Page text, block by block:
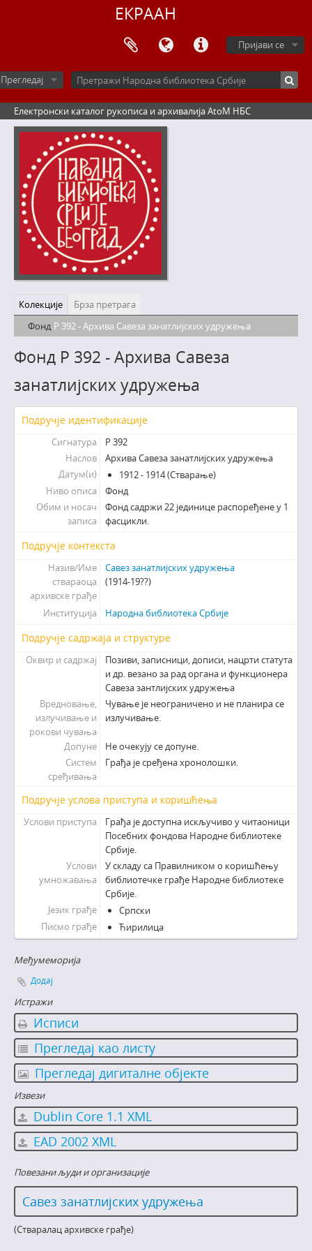
ЕКРААН
Пријави се
Прегледај
Електронски каталог рукописа и архивалија AtoM НБС
Колекције
Брза претрага
Фонд Р 392 - Архива Савеза занатлијских удружења
Фонд Р 392 - Архива Савеза
занатлијских удружења
Подручје идентификације
Сигнатура
Р 392
Наслов
Архива Савеза занатлијских удружења
Датум(и)
1912 - 1914 (Стварање)
Ниво описа
Фонд
Обим и носач
записа
Фонд садржи 22 јединице распоређене у 1
фасцикли.
Подручје контекста
Назив/Име
ствараоца
архивске грађе
Савез занатлијских удружења
(1914-19??)
Институција Народна библиотека Србије
Подручје садржаја и структуре
Оквир и садржај
Позиви, записници, дописи, нацрти статута
и др. везано за рад органа и функционера
Савеза зантлијских удружења
Вредновање,
излучивање и
рокови чувања
Чување је неограничено и не планира се
излучивање.
Допуне
Не очекују се допуне.
Систем
сређивања
Грађа је сређена хронолошки.
Подручје услова приступа и коришћења
Услови приступа
Грађа је доступна искључиво у читаоници
Посебних фондова Народне библиотеке
Србије.
Услови
умножавања
У складу са Правилником о коришћењу
библиотечке грађе Народне библиотеке
Србије.
Језик грађе
Српски
Писмо грађе
Ћирилица
Међумеморија
Додај
Истражи
Исписи
Прегледај као листу
Прегледај дигиталне објекте
Извези
Dublin Core 1.1 XML
EAD 2002 XML
Повезани људи и организације
Савез занатлијских удружења
(Стваралац архивске грађе)